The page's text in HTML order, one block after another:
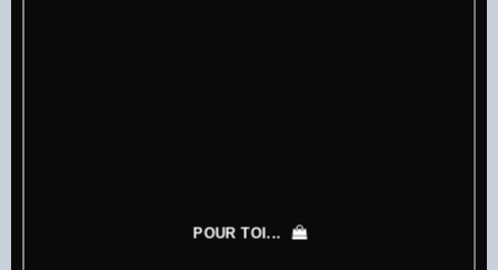
POUR TOI...